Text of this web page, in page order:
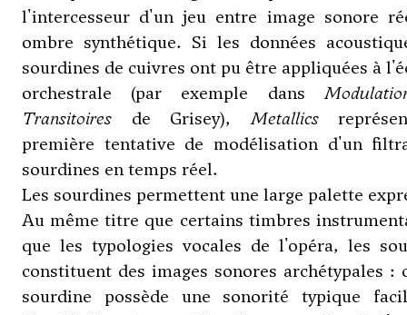
l'intercesseur d'un jeu entre image sonore
ombre synthétique. Si les données
sourdines de cuivres ont pu être appliquées à
orchestrale (par exemple dans
Transitoires de Grisey),Metallics
première tentative de modélisation d'un
sourdines en temps réel.
Les sourdines permettent une large palette
Au même titre que certains timbres
que les typologies vocales de l'opéra, les
constituent des images sonores archétypales :
sourdine possède une sonorité typique